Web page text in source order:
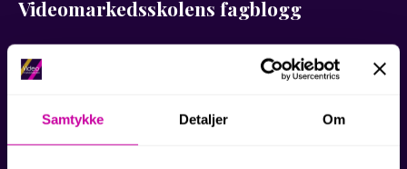
Samtykke Detaljer Om
Videomarkedsskolens fagblogg
videoblogg!